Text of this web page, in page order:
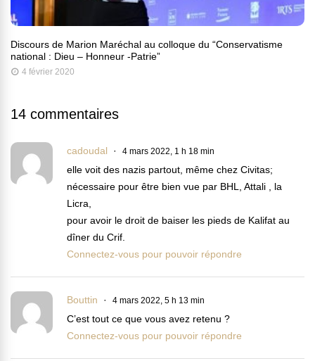
Discours de Marion Maréchal au colloque du “Conservatisme
national : Dieu – Honneur -Patrie”
4 février 2020
14 commentaires
cadoudal 4 mars 2022, 1 h 18 min
elle voit des nazis partout, même chez Civitas;
nécessaire pour être bien vue par BHL, Attali , la
Licra,
pour avoir le droit de baiser les pieds de Kalifat au
dîner du Crif.
Connectez-vous pour pouvoir répondre
Bouttin 4 mars 2022, 5 h 13 min
C’est tout ce que vous avez retenu ?
Connectez-vous pour pouvoir répondre